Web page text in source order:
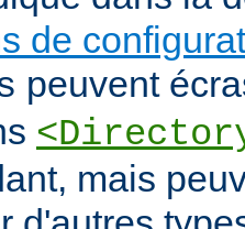
de
peuvent
mais